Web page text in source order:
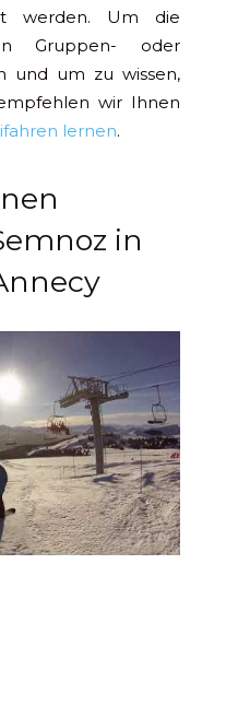
werden. Um die
Gruppen- oder
und um zu wissen,
wir Ihnen
lernen.
in